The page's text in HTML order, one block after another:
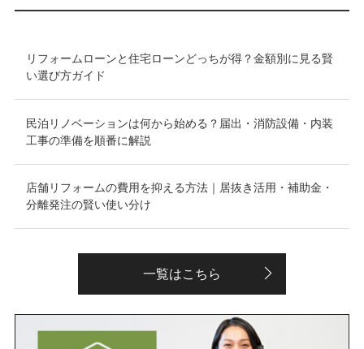
リフォームローンと住宅ローンどっちが得？金額別に見る賢
い選び方ガイド
民泊リノベーションは何から始める？届出・消防設備・内装
工事の準備を順番に解説
店舗リフォームの費用を抑える方法｜居抜き活用・補助金・
分離発注の賢い使い分け
一覧はこちら